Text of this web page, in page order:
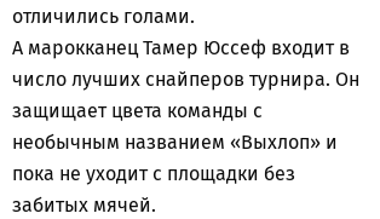
отличились голами.
А марокканец Тамер Юссеф входит в
число лучших снайперов турнира. Он
защищает цвета команды с
необычным названием «Выхлоп» и
пока не уходит с площадки без
забитых мячей.